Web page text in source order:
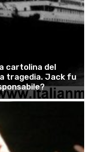
cartolina del
tragedia. Jack fu